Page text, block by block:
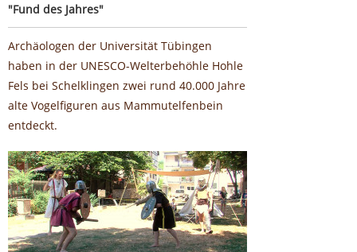
"Fund des Jahres"
Archäologen der Universität Tübingen
haben in der UNESCO-Welterbehöhle Hohle
Fels bei Schelklingen zwei rund 40.000 Jahre
alte Vogelfiguren aus Mammutelfenbein
entdeckt.
Stadtgraben wird zum Kolosseum